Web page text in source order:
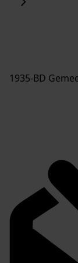
1935-BD